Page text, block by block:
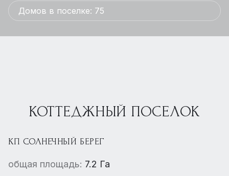
Домов в поселке: 75
КОТТЕДЖНЫЙ ПОСЕЛОК
КП СОЛНЕЧНЫЙ БЕРЕГ
общая площадь: 7.2 Га